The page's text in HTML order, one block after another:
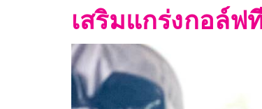
เสริมแกร่งกอล์ฟ